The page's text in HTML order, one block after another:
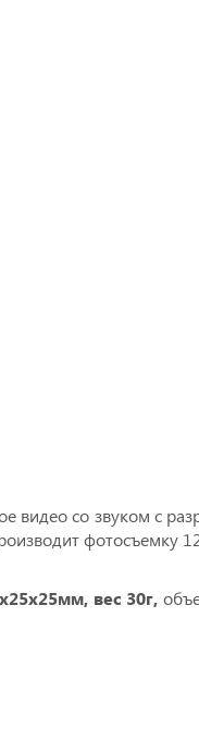
видео со звуком c
фотосъемку
вес 30г,